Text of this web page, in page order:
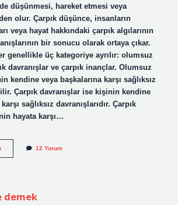
düşünmesi, hareket etmesi veya
olur. Çarpık düşünce, insanların
veya hayat hakkındaki çarpık algılarının
bir sonucu olarak ortaya çıkar.
genellikle üç kategoriye ayrılır: olumsuz
davranışlar ve çarpık inançlar. Olumsuz
kendine veya başkalarına karşı sağlıksız
Çarpık davranışlar ise kişinin kendine
sağlıksız davranışlarıdır. Çarpık
hayata karşı…
Çarpık
12 Yorum
demek